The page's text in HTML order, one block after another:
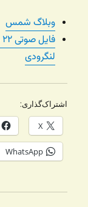
وبلاگ شمس
لنگرودی
اشتراک‌گذاری:
X
WhatsApp